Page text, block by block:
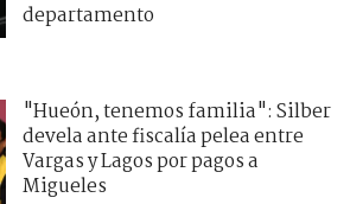
departamento
"Hueón, tenemos familia": Silber
devela ante fiscalía pelea entre
Vargas y Lagos por pagos a
Migueles